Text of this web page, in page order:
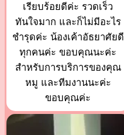
เรียบร้อยดีค่ะ รวดเร็ว
ทันใจมาก และก็ไม่มีอะไร
ชำรุดค่ะ น้องเค้าอัธยาศัยดี
ทุกคนค่ะ ขอบคุณนะค่ะ
สำหรับการบริการของคุณ
หมู และทีมงานนะค่ะ
ขอบคุณค่ะ